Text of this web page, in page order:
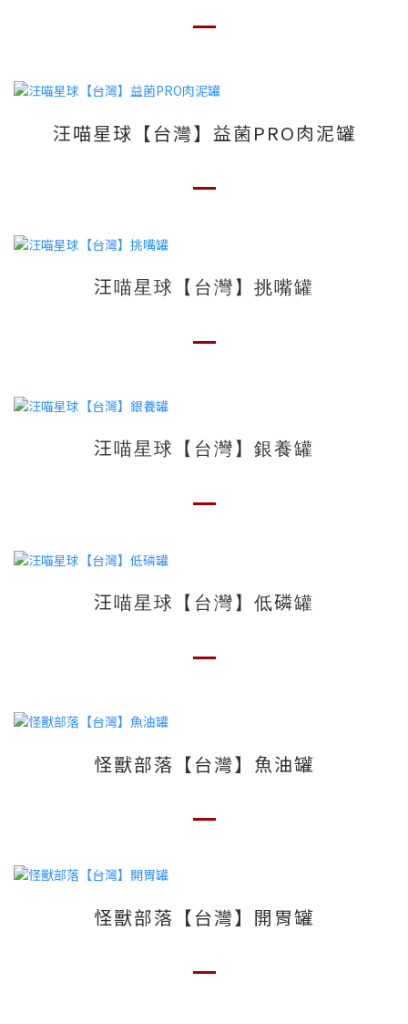
汪喵星球【台灣】益菌PRO肉泥罐
汪喵星球【台灣】挑嘴罐
汪喵星球【台灣】銀養罐
汪喵星球【台灣】低磷罐
怪獸部落【台灣】魚油罐
怪獸部落【台灣】開胃罐